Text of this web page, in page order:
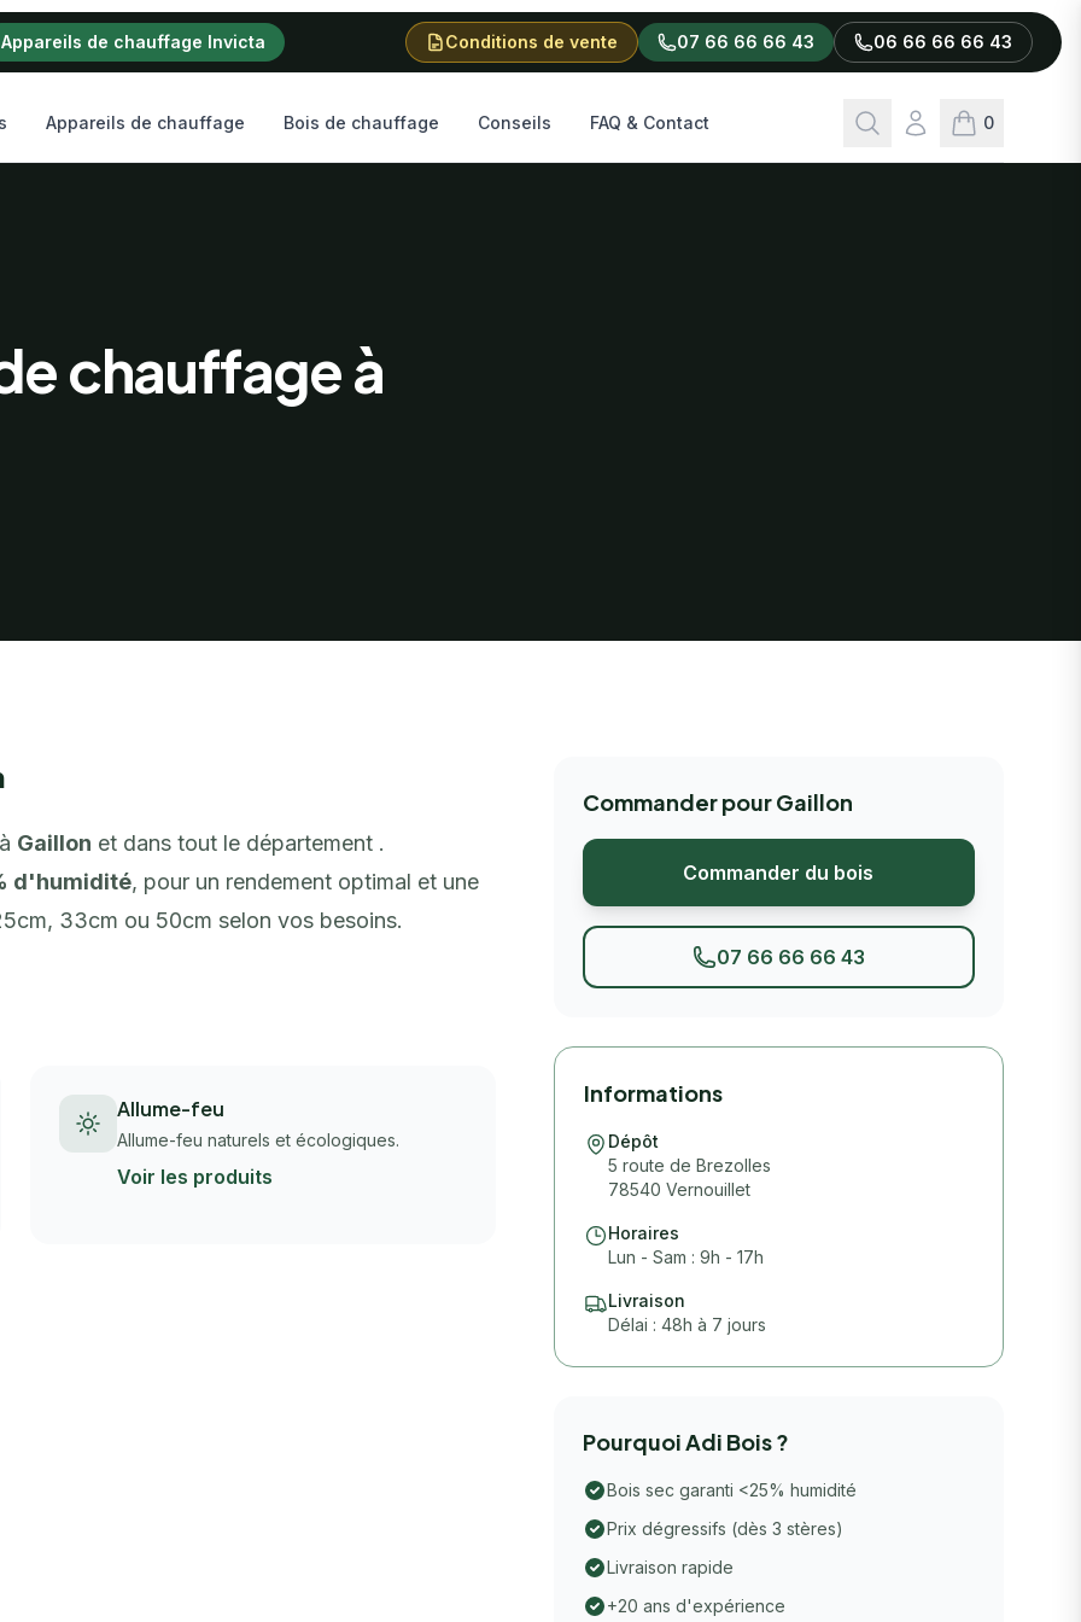
Appareils de chauffage Invicta Conditions de vente 07 66 66 66 43 06 66 66 66 43
Appareils de chauffage Bois de chauffage Conseils FAQ & Contact Rechercher
Connexion
0
articles dans
chauffage à
Gaillon et dans tout le département .
d'humidité, pour un rendement optimal et une
33cm ou 50cm selon vos besoins.
Allume-feu
Allume-feu naturels et écologiques.
Voir les produits
Commander pour Gaillon
Commander du bois
07 66 66 66 43
Informations
Dépôt
5 route de Brezolles
78540 Vernouillet
Horaires
Lun - Sam : 9h - 17h
Livraison
Délai : 48h à 7 jours
Pourquoi Adi Bois ?
Bois sec garanti <25% humidité
Prix dégressifs (dès 3 stères)
Livraison rapide
+20 ans d'expérience